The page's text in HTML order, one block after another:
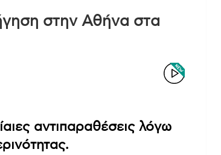
στην Αθήνα στα
αντιπαραθέσεις λόγω